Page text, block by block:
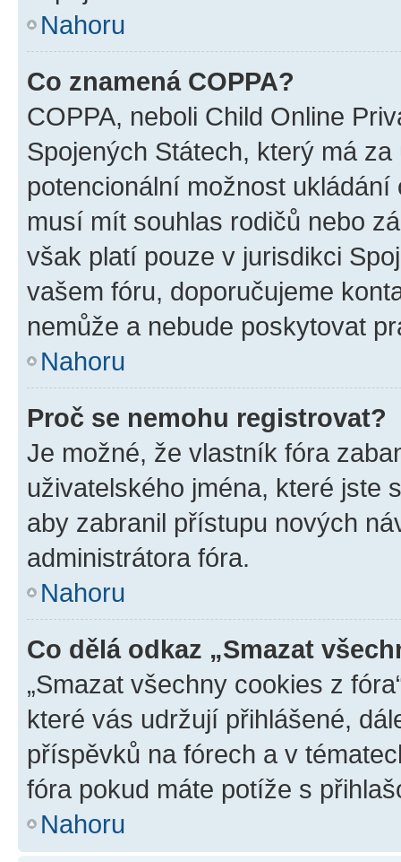
Nahoru
Co znamená COPPA?
COPPA, neboli Child Online
Spojených Státech, který má
potencionální možnost
musí mít souhlas rodičů nebo
však platí pouze v jurisdikci
vašem fóru, doporučujeme
nemůže a nebude poskytovat
Nahoru
Proč se nemohu registrovat?
Je možné, že vlastník fóra
uživatelského jména, které jste
aby zabranil přístupu nových
administrátora fóra.
Nahoru
Co dělá odkaz „Smazat
„Smazat všechny cookies z
které vás udržují přihlášené,
příspěvků na fórech a v
fóra pokud máte potíže s
Nahoru